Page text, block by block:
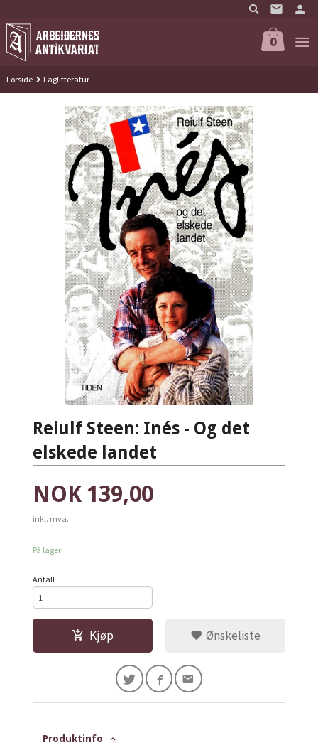
til
innholdet
0
Forside Faglitteratur
Reiulf Steen: Inés - Og det
elskede landet
Pris
NOK 139,00
inkl. mva.
På lager
Antall
Kjøp Ønskeliste
Produktinfo